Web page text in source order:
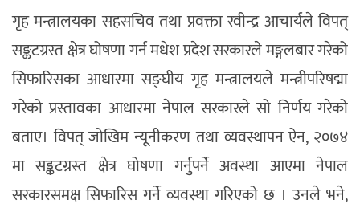
गृह मन्त्रालयका सहसचिव तथा प्रवक्ता रवीन्द्र आचार्यले विपत्
सङ्कटग्रस्त क्षेत्र घोषणा गर्न मधेश प्रदेश सरकारले मङ्गलबार गरेको
सिफारिसका आधारमा सङ्घीय गृह मन्त्रालयले मन्त्रीपरिषद्मा
गरेको प्रस्तावका आधारमा नेपाल सरकारले सो निर्णय गरेको
बताए। विपत् जोखिम न्यूनीकरण तथा व्यवस्थापन ऐन, २०७४
मा सङ्कटग्रस्त क्षेत्र घोषणा गर्नुपर्ने अवस्था आएमा नेपाल
सरकारसमक्ष सिफारिस गर्ने व्यवस्था गरिएको छ । उनले भने,